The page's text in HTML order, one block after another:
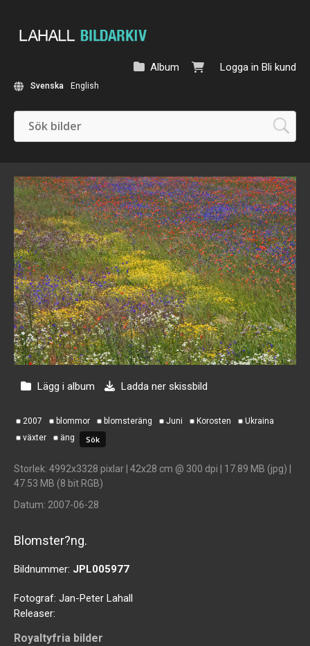
Logga in Bli kund
Album
Svenska English
Lägg i album Ladda ner skissbild
2007 blommor blomsteräng Juni Korosten
Ukraina
växter
äng
Storlek: 4992x3328 pixlar | 42x28 cm @ 300 dpi | 17.89 MB (jpg) |
47.53 MB (8 bit RGB)
Datum: 2007-06-28
Blomster?ng.
Bildnummer: JPL005977
Fotograf: Jan-Peter Lahall
Releaser:
Royaltyfria bilder